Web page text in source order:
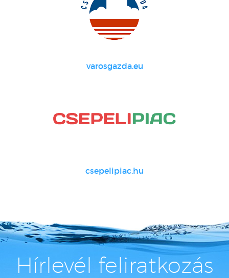
varosgazda.eu
csepelipiac.hu
Hírlevél feliratkozás